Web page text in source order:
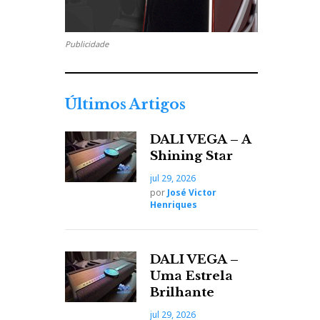
Publicidade
Últimos Artigos
DALI VEGA – A
Shining Star
jul 29, 2026
por José Victor
Henriques
DALI VEGA –
Uma Estrela
Brilhante
jul 29, 2026